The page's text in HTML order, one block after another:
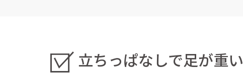
立ちっぱなしで足が重い